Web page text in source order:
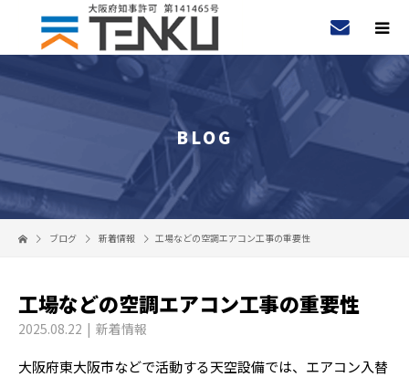
BLOG
ブログ 新着情報 工場などの空調エアコン工事の重要性
工場などの空調エアコン工事の重要性
2025.08.22 新着情報
大阪府東大阪市などで活動する天空設備では、エアコン入替